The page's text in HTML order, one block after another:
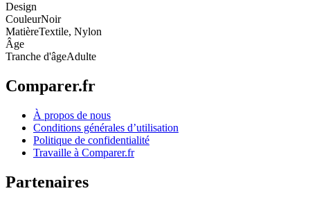
Design
CouleurNoir
MatièreTextile, Nylon
Âge
Tranche d'âgeAdulte
Comparer.fr
À propos de nous
Conditions générales d’utilisation
Politique de confidentialité
Travaille à Comparer.fr
Partenaires